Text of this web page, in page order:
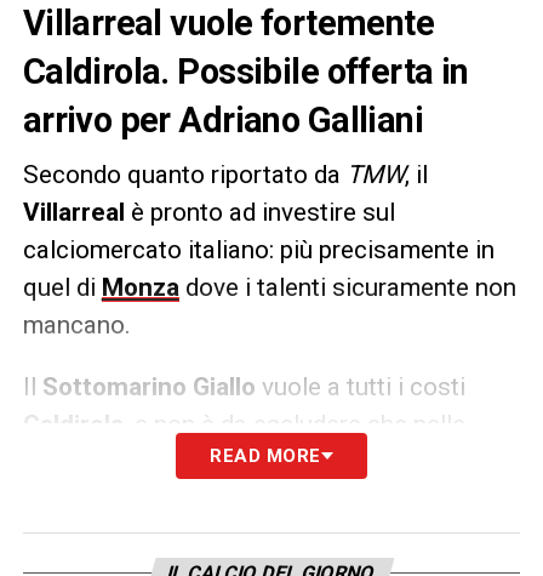
Villarreal vuole fortemente
Caldirola. Possibile offerta in
arrivo per Adriano Galliani
Secondo quanto riportato da TMW, il
Villarreal è pronto ad investire sul
calciomercato italiano: più precisamente in
quel di Monza dove i talenti sicuramente non
mancano.
Il Sottomarino Giallo vuole a tutti i costi
Caldirola
, e non è da escludere che nelle
prossime ore possa arrivare addirittura
a vedere come si evolverà la situazione.
READ MORE